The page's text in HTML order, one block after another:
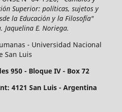
Superior: políticas, sujetos y
la Educación y la Filosofía"
Jaquelina E. Noriega.
- Universidad Nacional
San Luis
950 - Bloque IV - Box 72
4121 San Luis - Argentina